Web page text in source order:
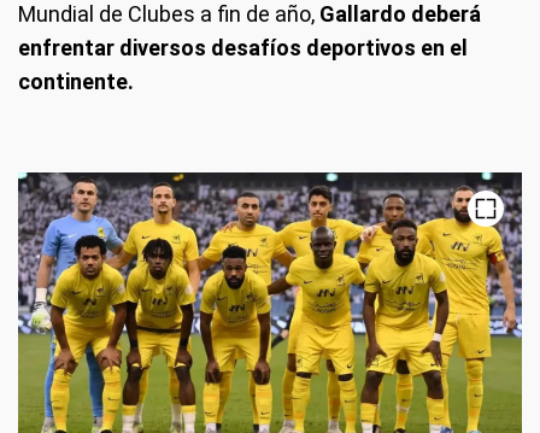
Mundial de Clubes a fin de año, Gallardo deberá
enfrentar diversos desafíos deportivos en el
continente.